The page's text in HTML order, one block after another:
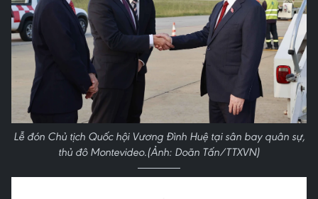
Lễ đón Chủ tịch Quốc hội Vương Đình Huệ tại sân bay quân sự,
thủ đô Montevideo.(Ảnh: Doãn Tấn/TTXVN)